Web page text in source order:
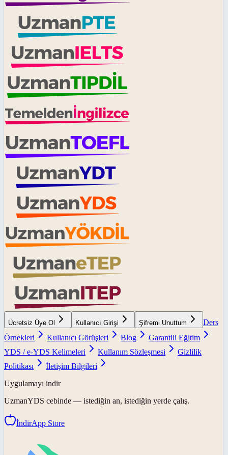
Ücretsiz Üye Ol Kullanıcı Girişi Şifremi Unuttum
Ders
Örnekleri
Kullanıcı Görüşleri Blog
Garantili Eğitim
YDS / e-YDS Kelimeleri
Kullanım Sözleşmesi
Gizlilik
Politikası
İletişim Bilgileri
Uygulamayı indir
UzmanYDS cebinde — istediğin an, istediğin yerde çalış.
İndirApp Store